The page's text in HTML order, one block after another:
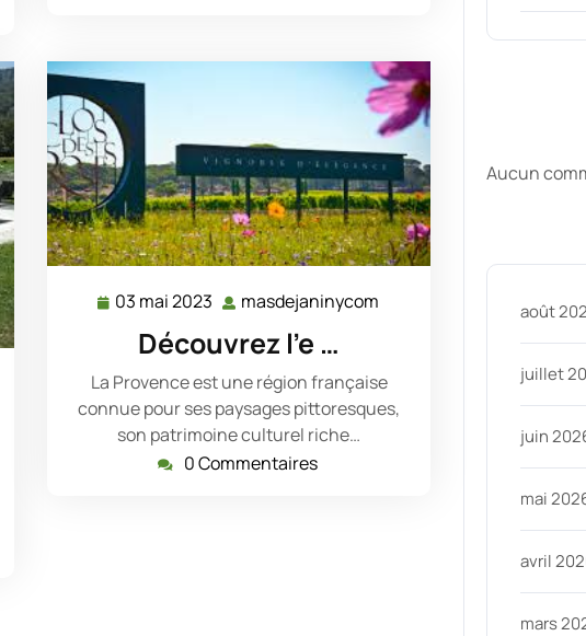
masdejaninycom
03 mai 2023 03
2023
masdejaninycom
Découvrez l’e …
La Provence est une région française
connue pour ses paysages pittoresques,
son patrimoine culturel riche…
0 Commentaires
Aucun
août
juillet
juin
mai
avril
mars